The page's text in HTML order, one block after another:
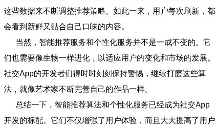
这些数据来不断调整推荐策略。如此一来，用户每次刷新，都
会看到新鲜又贴合自己口味的内容。
当然，智能推荐服务和个性化服务并不是一成不变的。它
们也需要像生物一样进化，以适应用户的变化和市场的发展。
社交App的开发者们得时时刻刻保持警惕，继续打磨这些算
法，就像艺术家不断完善自己的作品一样。
总结一下，智能推荐算法和个性化服务已经成为社交App
开发的标配。它们不仅增强了用户体验，而且大大提高了用户